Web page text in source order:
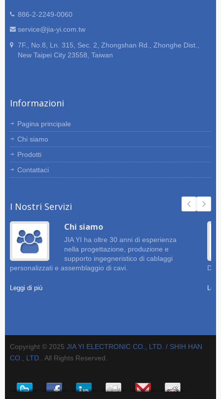
886-2-2249-0060
service@jia-yi.com.tw
7F., No.8, Ln. 315, Sec. 2, Zhongshan Rd., Zhonghe Dist.,
New Taipei City 23558, Taiwan
Informazioni
Pagina principale
Chi siamo
Prodotti
Contattaci
I Nostri Servizi
Chi siamo
JIA YI ha oltre 30 anni di esperienza
nella progettazione, produzione e
supporto ingegneristico di cablaggi
personalizzati e assemblaggio di cavi.
Leggi di più
Copyright © 2025 JIA YI ELECTRONIC CO., LTD. / SHIH HAN
CO., LTD.
. All Rights Reserved.